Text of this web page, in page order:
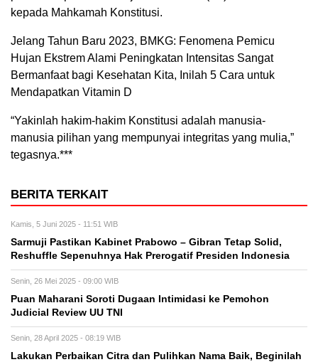
kepada Mahkamah Konstitusi.
Jelang Tahun Baru 2023, BMKG: Fenomena Pemicu
Hujan Ekstrem Alami Peningkatan Intensitas Sangat
Bermanfaat bagi Kesehatan Kita, Inilah 5 Cara untuk
Mendapatkan Vitamin D
“Yakinlah hakim-hakim Konstitusi adalah manusia-
manusia pilihan yang mempunyai integritas yang mulia,”
tegasnya.***
BERITA TERKAIT
Kamis, 5 Juni 2025 - 11:51 WIB
Sarmuji Pastikan Kabinet Prabowo – Gibran Tetap Solid,
Reshuffle Sepenuhnya Hak Prerogatif Presiden Indonesia
Senin, 26 Mei 2025 - 09:00 WIB
Puan Maharani Soroti Dugaan Intimidasi ke Pemohon
Judicial Review UU TNI
Senin, 28 April 2025 - 08:19 WIB
Lakukan Perbaikan Citra dan Pulihkan Nama Baik, Beginilah